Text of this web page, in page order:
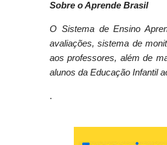
Sobre o Aprende Brasil
O Sistema de Ensino
avaliações, sistema de
aos professores, além de
alunos da Educação Infantil
.